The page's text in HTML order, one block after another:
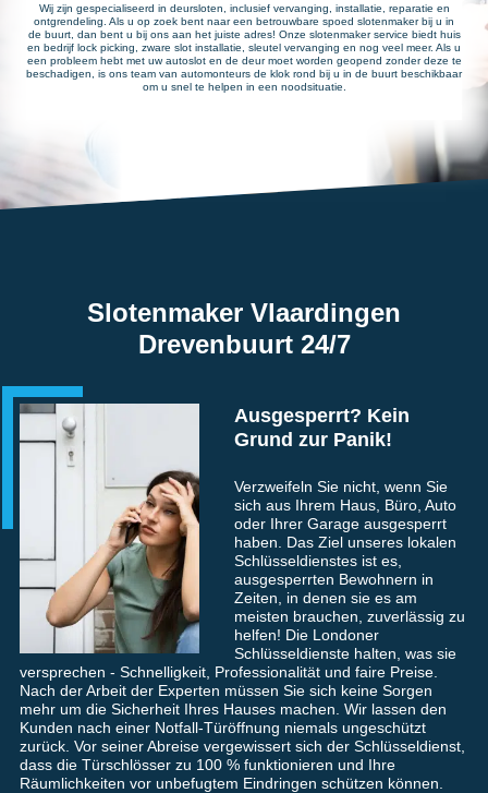
Wij zijn gespecialiseerd in deursloten, inclusief vervanging, installatie, reparatie en
ontgrendeling. Als u op zoek bent naar een betrouwbare spoed slotenmaker bij u in
de buurt, dan bent u bij ons aan het juiste adres! Onze slotenmaker service biedt huis
en bedrijf lock picking, zware slot installatie, sleutel vervanging en nog veel meer. Als u
een probleem hebt met uw autoslot en de deur moet worden geopend zonder deze te
beschadigen, is ons team van automonteurs de klok rond bij u in de buurt beschikbaar
om u snel te helpen in een noodsituatie.
Slotenmaker Vlaardingen
Drevenbuurt 24/7
Ausgesperrt? Kein
Grund zur Panik!
Verzweifeln Sie nicht, wenn Sie
sich aus Ihrem Haus, Büro, Auto
oder Ihrer Garage ausgesperrt
haben. Das Ziel unseres lokalen
Schlüsseldienstes ist es,
ausgesperrten Bewohnern in
Zeiten, in denen sie es am
meisten brauchen, zuverlässig zu
helfen! Die Londoner
Schlüsseldienste halten, was sie
versprechen - Schnelligkeit, Professionalität und faire Preise.
Nach der Arbeit der Experten müssen Sie sich keine Sorgen
mehr um die Sicherheit Ihres Hauses machen. Wir lassen den
Kunden nach einer Notfall-Türöffnung niemals ungeschützt
zurück. Vor seiner Abreise vergewissert sich der Schlüsseldienst,
dass die Türschlösser zu 100 % funktionieren und Ihre
Räumlichkeiten vor unbefugtem Eindringen schützen können.